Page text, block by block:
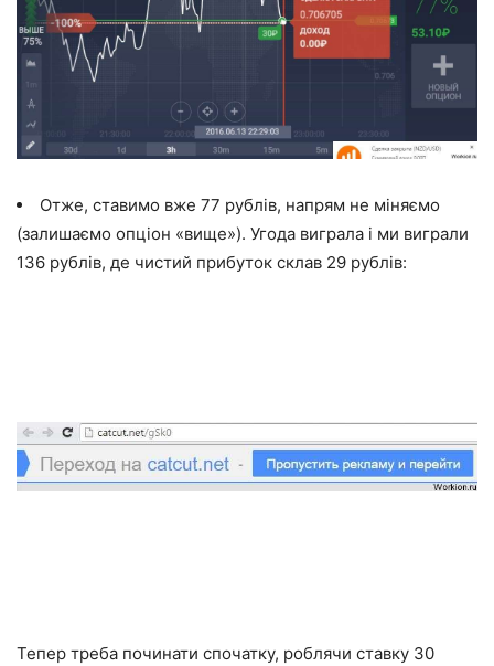
Отже, ставимо вже 77 рублів, напрям не міняємо
(залишаємо опціон «вище»). Угода виграла і ми виграли
136 рублів, де чистий прибуток склав 29 рублів:
Тепер треба починати спочатку, роблячи ставку 30